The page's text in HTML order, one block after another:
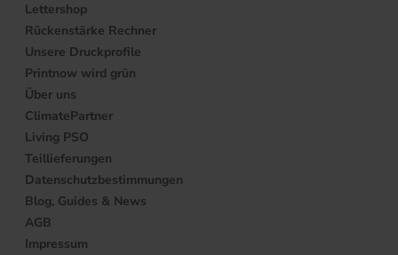
Lettershop
Rückenstärke Rechner
Unsere Druckprofile
Printnow wird grün
Über uns
ClimatePartner
Living PSO
Teillieferungen
Datenschutzbestimmungen
Blog, Guides & News
AGB
Impressum